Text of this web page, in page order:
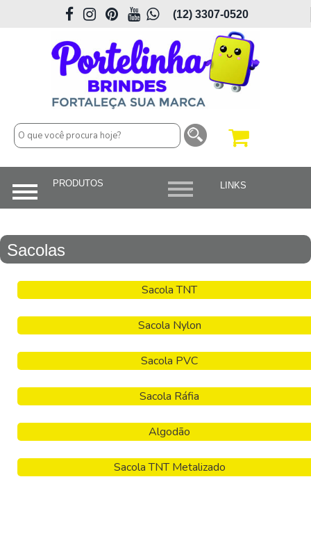
(12) 3307-0520
Sacolas
Sacola TNT
Sacola Nylon
Sacola PVC
Sacola Ráfia
Algodão
Sacola TNT Metalizado